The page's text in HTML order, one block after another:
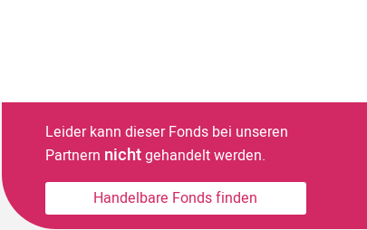
Leider kann dieser Fonds bei unseren
Partnern nichtgehandelt werden.
Handelbare Fonds finden